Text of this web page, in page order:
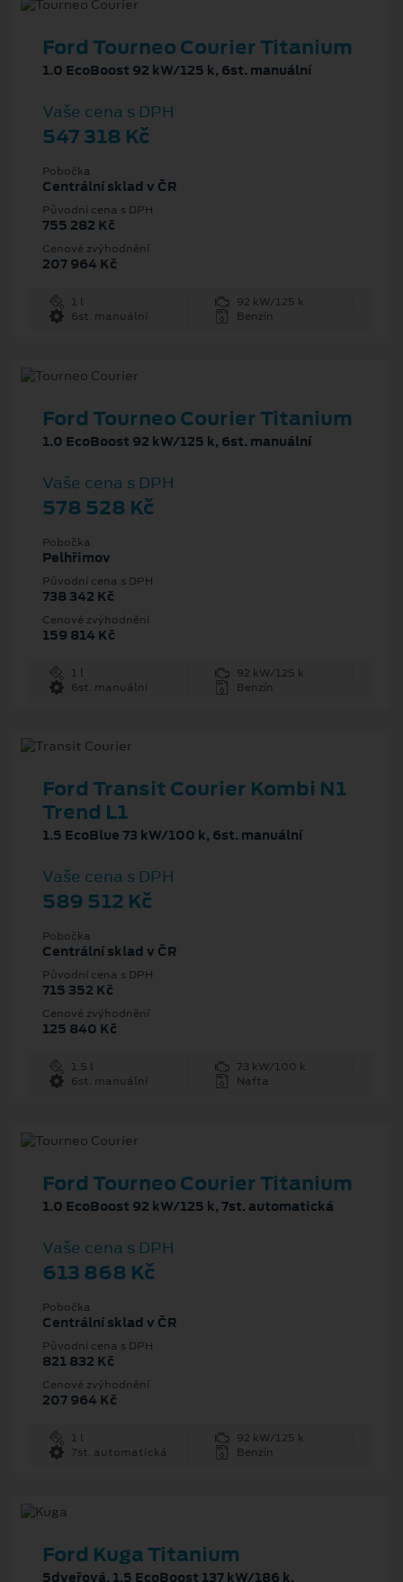
Ford Tourneo Courier Titanium
1.0 EcoBoost 92 kW/125 k, 6st. manuální
Vaše cena s DPH
547 318 Kč
Pobočka
Centrální sklad v ČR
Původní cena s DPH
755 282 Kč
Cenové zvýhodnění
207 964 Kč
1 l
92 kW/125 k
6st. manuální
Benzín
Ford Tourneo Courier Titanium
1.0 EcoBoost 92 kW/125 k, 6st. manuální
Vaše cena s DPH
578 528 Kč
Pobočka
Pelhřimov
Původní cena s DPH
738 342 Kč
Cenové zvýhodnění
159 814 Kč
1 l
92 kW/125 k
6st. manuální
Benzín
Ford Transit Courier Kombi N1
Trend L1
1.5 EcoBlue 73 kW/100 k, 6st. manuální
Vaše cena s DPH
589 512 Kč
Pobočka
Centrální sklad v ČR
Původní cena s DPH
715 352 Kč
Cenové zvýhodnění
125 840 Kč
1.5 l
73 kW/100 k
6st. manuální
Nafta
Ford Tourneo Courier Titanium
1.0 EcoBoost 92 kW/125 k, 7st. automatická
Vaše cena s DPH
613 868 Kč
Pobočka
Centrální sklad v ČR
Původní cena s DPH
821 832 Kč
Cenové zvýhodnění
207 964 Kč
1 l
92 kW/125 k
7st. automatická
Benzín
Ford Kuga Titanium
5dveřová, 1.5 EcoBoost 137 kW/186 k,